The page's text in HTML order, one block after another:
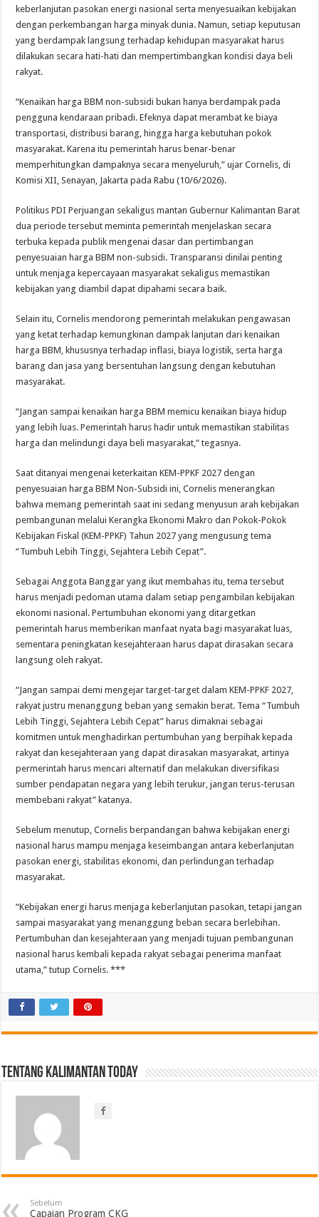
keberlanjutan pasokan energi nasional serta menyesuaikan kebijakan
dengan perkembangan harga minyak dunia. Namun, setiap keputusan
yang berdampak langsung terhadap kehidupan masyarakat harus
dilakukan secara hati-hati dan mempertimbangkan kondisi daya beli
rakyat.
“Kenaikan harga BBM non-subsidi bukan hanya berdampak pada
pengguna kendaraan pribadi. Efeknya dapat merambat ke biaya
transportasi, distribusi barang, hingga harga kebutuhan pokok
masyarakat. Karena itu pemerintah harus benar-benar
memperhitungkan dampaknya secara menyeluruh,” ujar Cornelis, di
Komisi XII, Senayan, Jakarta pada Rabu (10/6/2026).
Politikus PDI Perjuangan sekaligus mantan Gubernur Kalimantan Barat
dua periode tersebut meminta pemerintah menjelaskan secara
terbuka kepada publik mengenai dasar dan pertimbangan
penyesuaian harga BBM non-subsidi. Transparansi dinilai penting
untuk menjaga kepercayaan masyarakat sekaligus memastikan
kebijakan yang diambil dapat dipahami secara baik.
Selain itu, Cornelis mendorong pemerintah melakukan pengawasan
yang ketat terhadap kemungkinan dampak lanjutan dari kenaikan
harga BBM, khususnya terhadap inflasi, biaya logistik, serta harga
barang dan jasa yang bersentuhan langsung dengan kebutuhan
masyarakat.
“Jangan sampai kenaikan harga BBM memicu kenaikan biaya hidup
yang lebih luas. Pemerintah harus hadir untuk memastikan stabilitas
harga dan melindungi daya beli masyarakat,” tegasnya.
Saat ditanyai mengenai keterkaitan KEM-PPKF 2027 dengan
penyesuaian harga BBM Non-Subsidi ini, Cornelis menerangkan
bahwa memang pemerintah saat ini sedang menyusun arah kebijakan
pembangunan melalui Kerangka Ekonomi Makro dan Pokok-Pokok
Kebijakan Fiskal (KEM-PPKF) Tahun 2027 yang mengusung tema
“Tumbuh Lebih Tinggi, Sejahtera Lebih Cepat”.
Sebagai Anggota Banggar yang ikut membahas itu, tema tersebut
harus menjadi pedoman utama dalam setiap pengambilan kebijakan
ekonomi nasional. Pertumbuhan ekonomi yang ditargetkan
pemerintah harus memberikan manfaat nyata bagi masyarakat luas,
sementara peningkatan kesejahteraan harus dapat dirasakan secara
langsung oleh rakyat.
“Jangan sampai demi mengejar target-target dalam KEM-PPKF 2027,
rakyat justru menanggung beban yang semakin berat. Tema “Tumbuh
Lebih Tinggi, Sejahtera Lebih Cepat” harus dimaknai sebagai
komitmen untuk menghadirkan pertumbuhan yang berpihak kepada
rakyat dan kesejahteraan yang dapat dirasakan masyarakat, artinya
permerintah harus mencari alternatif dan melakukan diversifikasi
sumber pendapatan negara yang lebih terukur, jangan terus-terusan
membebani rakyat” katanya.
Sebelum menutup, Cornelis berpandangan bahwa kebijakan energi
nasional harus mampu menjaga keseimbangan antara keberlanjutan
pasokan energi, stabilitas ekonomi, dan perlindungan terhadap
masyarakat.
“Kebijakan energi harus menjaga keberlanjutan pasokan, tetapi jangan
sampai masyarakat yang menanggung beban secara berlebihan.
Pertumbuhan dan kesejahteraan yang menjadi tujuan pembangunan
nasional harus kembali kepada rakyat sebagai penerima manfaat
utama,” tutup Cornelis. ***
Tentang Kalimantan Today
Sebelum
Capaian Program CKG